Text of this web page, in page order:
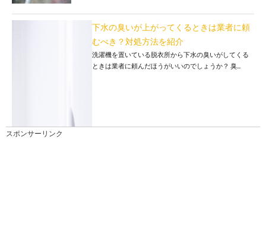
下水の臭いが上がってくるときは業者に頼
むべき？対処方法を紹介
洗濯機を置いている脱衣所から下水の臭いがしてくる
ときは業者に頼んだほうがいいのでしょうか？ 臭...
スポンサーリンク